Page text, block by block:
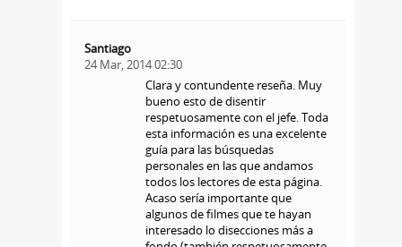
Santiago
24 Mar, 2014 02:30
Clara y contundente reseña. Muy
bueno esto de disentir
respetuosamente con el jefe. Toda
esta información es una excelente
guía para las búsquedas
personales en las que andamos
todos los lectores de esta página.
Acaso sería importante que
algunos de filmes que te hayan
interesado lo disecciones más a